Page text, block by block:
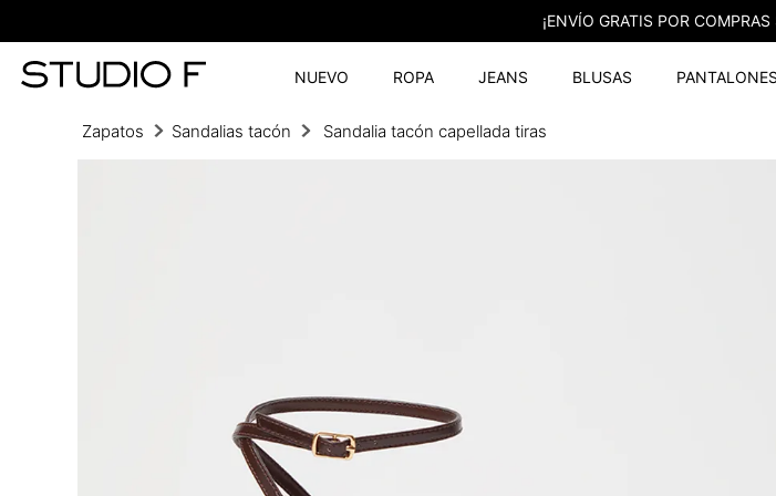
¡ENVÍO GRATIS POR
NUEVO ROPA JEANS BLUSAS PANTALONES
Zapatos Sandalias tacón Sandalia tacón capellada tiras